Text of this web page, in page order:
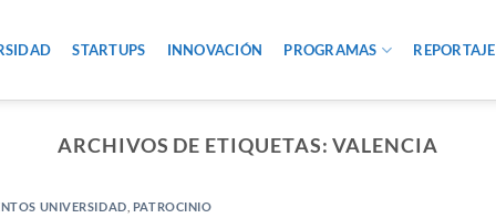
STARTUPS INNOVACIÓN PROGRAMAS
ARCHIVOS DE ETIQUETAS:VALENCIA
UNIVERSIDAD PATROCINIO